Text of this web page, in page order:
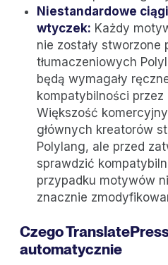
Niestandardowe
wtyczek: Każdy
nie zostały
tłumaczeniowych
będą wymagały
kompatybilności przez
Większość
głównych kreatorów
Polylang, ale przed
sprawdzić
przypadku motywów
znacznie
Czego
automatycznie